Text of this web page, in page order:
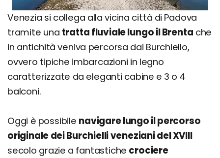
Venezia si collega alla vicina città di Padova
tramite una tratta fluviale lungo il Brenta che
in antichità veniva percorsa dai Burchiello,
ovvero tipiche imbarcazioni in legno
caratterizzate da eleganti cabine e 3 o 4
balconi.
Oggi è possibile navigare lungo il percorso
originale dei Burchielli veneziani del XVIII
secolo grazie a fantastiche crociere